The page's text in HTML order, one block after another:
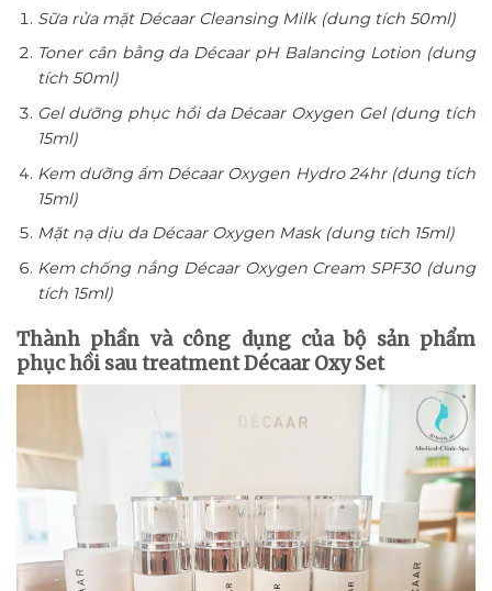
Sữa rửa mặt Décaar Cleansing Milk (dung tích 50ml)
Toner cân bằng da Décaar pH Balancing Lotion (dung
tích 50ml)
Gel dưỡng phục hồi da Décaar Oxygen Gel (dung tích
15ml)
Kem dưỡng ẩm Décaar Oxygen Hydro 24hr (dung tích
15ml)
Mặt nạ dịu da Décaar Oxygen Mask (dung tích 15ml)
Kem chống nắng Décaar Oxygen Cream SPF30 (dung
tích 15ml)
Thành phần và công dụng của bộ sản phẩm
phục hồi sau treatment Décaar Oxy Set